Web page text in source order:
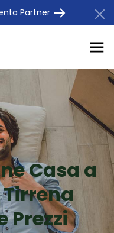
Partner
Casa a
Prezzi